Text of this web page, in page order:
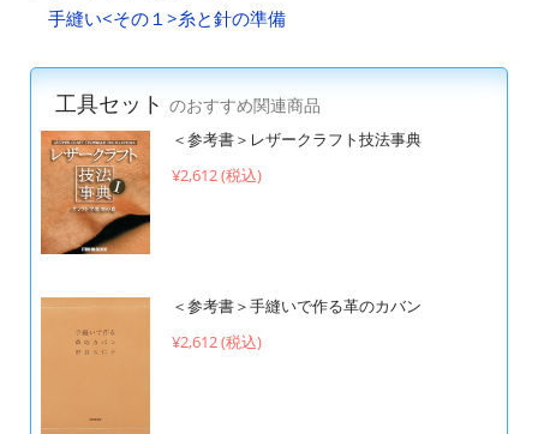
手縫い<その１>糸と針の準備
工具セット のおすすめ関連商品
＜参考書＞レザークラフト技法事典
¥2,612 (税込)
＜参考書＞手縫いで作る革のカバン
¥2,612 (税込)